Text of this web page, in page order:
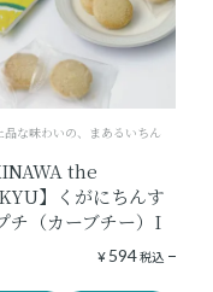
品な味わいの、まあるいちん
the
】くがにちんす
チ（カーブチー）I
¥ 594税込